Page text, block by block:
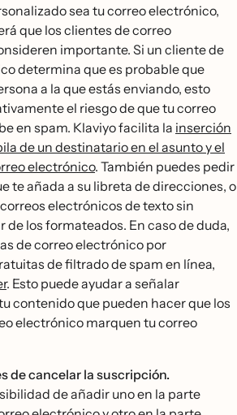
sea tu correo electrónico,
que los clientes de correo
importante. Si un cliente de
determina que es probable que
a la que estás enviando, esto
el riesgo de que tu correo
en spam. Klaviyo facilita la inserción
de un destinatario en el asunto y el
electrónico. También puedes pedir
te añada a su libreta de direcciones, o
electrónicos de texto sin
de los formateados. En caso de duda,
de correo electrónico por
de filtrado de spam en línea,
. Esto puede ayudar a señalar
contenido que pueden hacer que los
electrónico marquen tu correo
de cancelar la suscripción.
de añadir uno en la parte